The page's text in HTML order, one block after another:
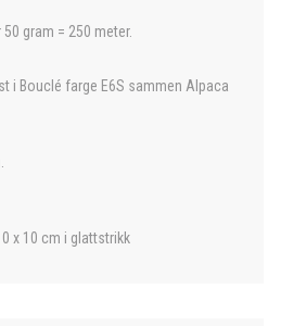
gram = 250 meter.
i Bouclé farge E6S sammen Alpaca
x 10 cm i glattstrikk